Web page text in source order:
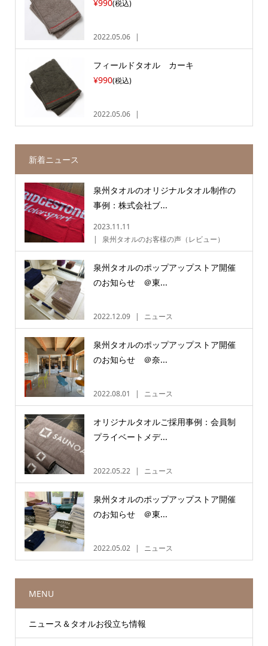
¥990(税込)
2022.05.06
フィールドタオル カーキ
¥990(税込)
2022.05.06
新着ニュース
泉州タオルのオリジナルタオル制作の
事例：株式会社ブ...
2023.11.11
泉州タオルのお客様の声（レビュー）
泉州タオルのポップアップストア開催
のお知らせ ＠東...
2022.12.09 ニュース
泉州タオルのポップアップストア開催
のお知らせ ＠奈...
2022.08.01 ニュース
オリジナルタオルご採用事例：会員制
プライベートメデ...
2022.05.22 ニュース
泉州タオルのポップアップストア開催
のお知らせ ＠東...
2022.05.02 ニュース
MENU
ニュース＆タオルお役立ち情報